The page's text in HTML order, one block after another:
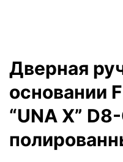
Дверная
основании
“UNA X”